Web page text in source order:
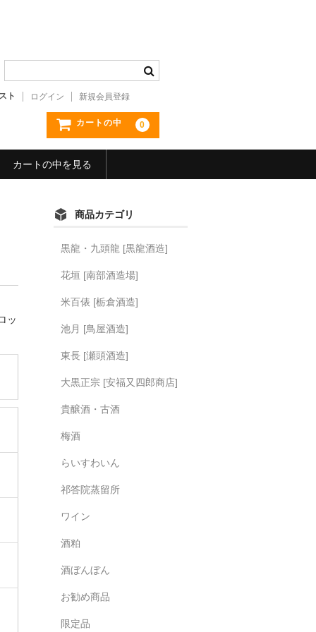
ト ログイン 新規会員登録
カートの中 0
カートの中を見る
ッ
商品カテゴリ
黒龍・九頭龍 [黒龍酒造]
花垣 [南部酒造場]
米百俵 [栃倉酒造]
池月 [鳥屋酒造]
東長 [瀬頭酒造]
大黒正宗 [安福又四郎商店]
貴醸酒・古酒
梅酒
らいすわいん
祁答院蒸留所
ワイン
酒粕
酒ぼんぼん
お勧め商品
限定品